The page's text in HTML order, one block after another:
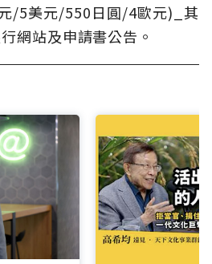
/5美元/550日圓/4歐元)_其
網站及申請書公告。